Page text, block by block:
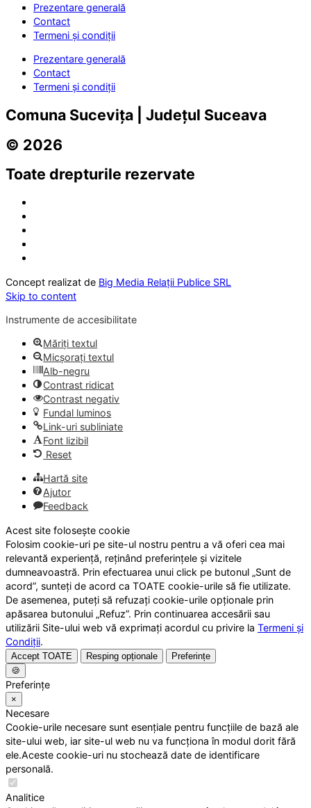
Prezentare generală
Contact
Termeni și condiții
Prezentare generală
Contact
Termeni și condiții
Comuna Sucevița | Județul Suceava
© 2026
Toate drepturile rezervate
Concept realizat de Big Media Relații Publice SRL
Skip to content
Instrumente de accesibilitate
Măriți textul
Micșorați textul
Alb-negru
Contrast ridicat
Contrast negativ
Fundal luminos
Link-uri subliniate
Font lizibil
Reset
Hartă site
Ajutor
Feedback
Acest site folosește cookie
Folosim cookie-uri pe site-ul nostru pentru a vă oferi cea mai
relevantă experiență, reținând preferințele și vizitele
dumneavoastră. Prin efectuarea unui click pe butonul „Sunt de
acord”, sunteți de acord ca TOATE cookie-urile să fie utilizate.
De asemenea, puteți să refuzați cookie-urile opționale prin
apăsarea butonului „Refuz”. Prin continuarea accesării sau
utilizării Site-ului web vă exprimați acordul cu privire la Termeni și
Condiții.
Accept TOATE Resping opționale
Preferințe
🍪
Preferințe
×
Necesare
Cookie-urile necesare sunt esențiale pentru funcțiile de bază ale
site-ului web, iar site-ul web nu va funcționa în modul dorit fără
ele.Aceste cookie-uri nu stochează date de identificare
personală.
Analitice